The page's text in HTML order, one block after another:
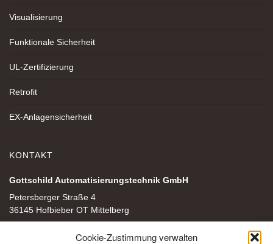
Cookie-Zustimmung verwalten
Visualisierung
Funktionale Sicherheit
UL-Zertifizierung
Retrofit
EX-Anlagensicherheit
KONTAKT
Gottschild Automatisierungstechnik GmbH
Petersberger Straße 4
36145 Hofbieber OT Mittelberg